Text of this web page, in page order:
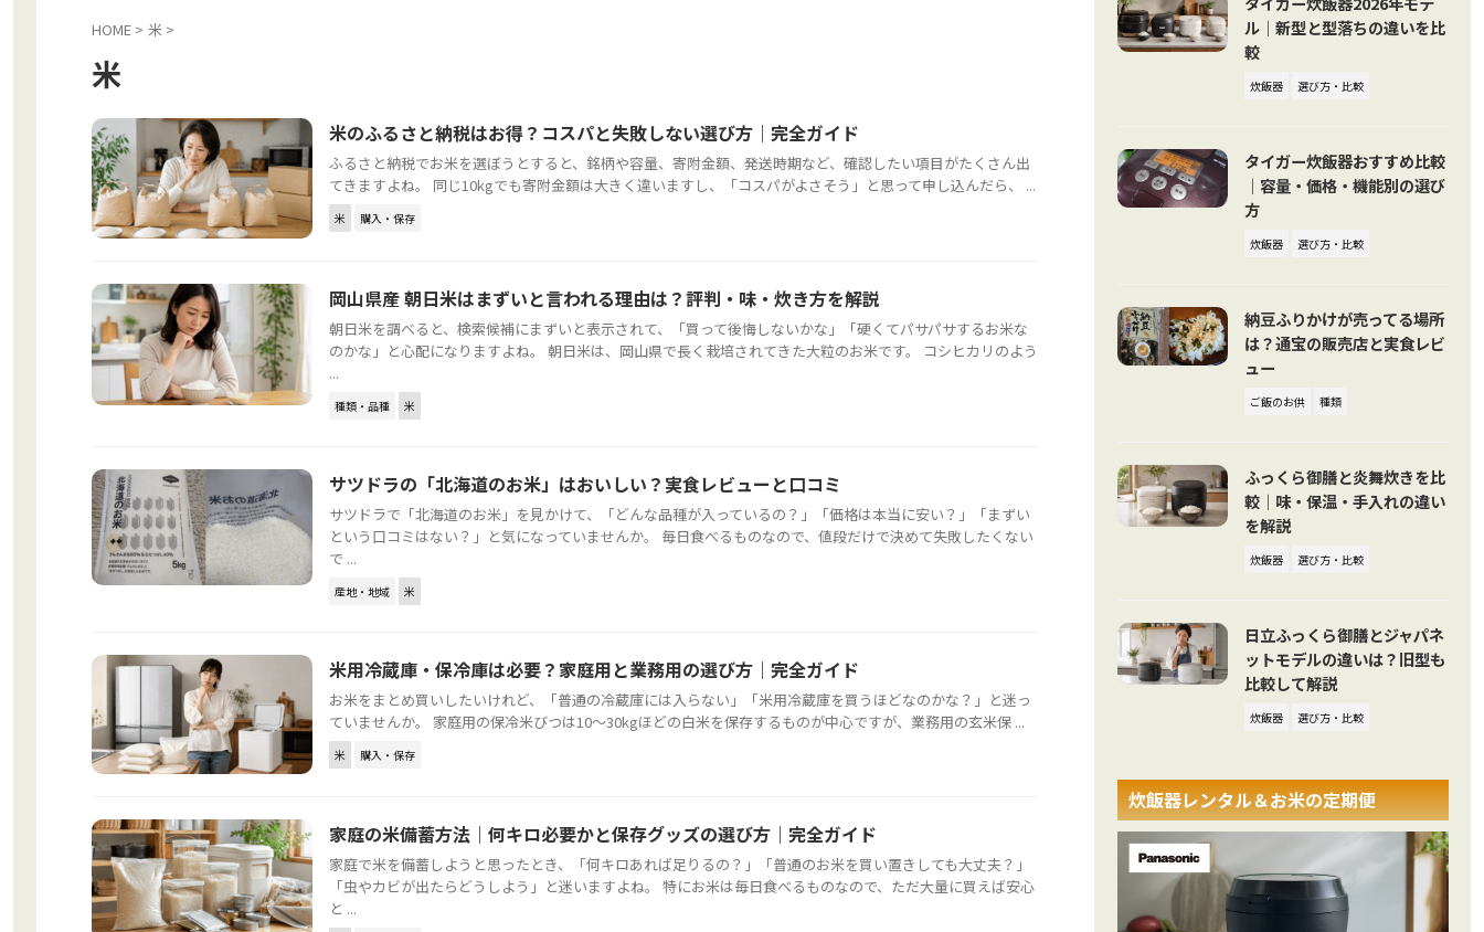
HOME > 米 >
米
米のふるさと納税はお得？コスパと失敗しない選び方｜完全ガイド
ふるさと納税でお米を選ぼうとすると、銘柄や容量、寄附金額、発送時期など、確認したい項目がたくさん出
てきますよね。 同じ10kgでも寄附金額は大きく違いますし、「コスパがよさそう」と思って申し込んだら、 ...
米 購入・保存
岡山県産 朝日米はまずいと言われる理由は？評判・味・炊き方を解説
朝日米を調べると、検索候補にまずいと表示されて、「買って後悔しないかな」「硬くてパサパサするお米な
のかな」と心配になりますよね。 朝日米は、岡山県で長く栽培されてきた大粒のお米です。 コシヒカリのよう
...
種類・品種 米
サツドラの「北海道のお米」はおいしい？実食レビューと口コミ
サツドラで「北海道のお米」を見かけて、「どんな品種が入っているの？」「価格は本当に安い？」「まずい
という口コミはない？」と気になっていませんか。 毎日食べるものなので、値段だけで決めて失敗したくない
で ...
産地・地域 米
米用冷蔵庫・保冷庫は必要？家庭用と業務用の選び方｜完全ガイド
お米をまとめ買いしたいけれど、「普通の冷蔵庫には入らない」「米用冷蔵庫を買うほどなのかな？」と迷っ
ていませんか。 家庭用の保冷米びつは10～30kgほどの白米を保存するものが中心ですが、業務用の玄米保 ...
米 購入・保存
家庭の米備蓄方法｜何キロ必要かと保存グッズの選び方｜完全ガイド
家庭で米を備蓄しようと思ったとき、「何キロあれば足りるの？」「普通のお米を買い置きしても大丈夫？」
「虫やカビが出たらどうしよう」と迷いますよね。 特にお米は毎日食べるものなので、ただ大量に買えば安心
と ...
ル｜新型と型落ちの違いを比
較
炊飯器 選び方・比較
タイガー炊飯器おすすめ比較
｜容量・価格・機能別の選び
方
炊飯器 選び方・比較
納豆ふりかけが売ってる場所
は？通宝の販売店と実食レビ
ュー
ご飯のお供 種類
ふっくら御膳と炎舞炊きを比
較｜味・保温・手入れの違い
を解説
炊飯器 選び方・比較
日立ふっくら御膳とジャパネ
ットモデルの違いは？旧型も
比較して解説
炊飯器 選び方・比較
炊飯器レンタル＆お米の定期便